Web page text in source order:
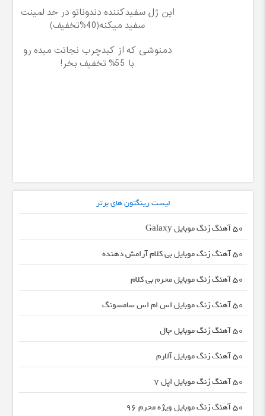
این ژل سفیدکننده دندوناتو در حد لمینت
سفید میکنه(40%تخفیف)
دمنوشی که از کبدچرب نجاتت میده رو
با 55% تخفیف بخر!
لیست رینگتون های برتر
50 آهنگ زنگ موبایل Galaxy
50 آهنگ زنگ موبایل بی کلام آرامش دهنده
50 آهنگ زنگ موبایل محرم بی کلام
50 آهنگ زنگ موبایل اس ام اس سامسونگ
50 آهنگ زنگ موبایل جال
50 آهنگ زنگ موبایل آلارم
50 آهنگ زنگ موبایل اپل 7
50 آهنگ زنگ موبایل ویژه محرم 96